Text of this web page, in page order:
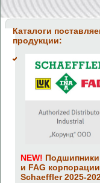
Каталоги
продукции:
NEW! Подшипники
и FAG корпорации
Schaeffler 2025-